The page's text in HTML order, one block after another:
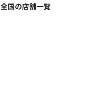
全国の店舗一覧